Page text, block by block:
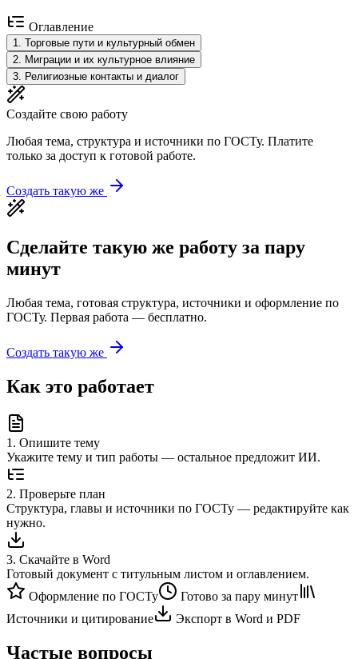
Оглавление
1. Торговые пути и культурный обмен
2. Миграции и их культурное влияние
3. Религиозные контакты и диалог
Создайте свою работу
Любая тема, структура и источники по ГОСТу. Платите
только за доступ к готовой работе.
Создать такую же
Сделайте такую же работу за пару
минут
Любая тема, готовая структура, источники и оформление по
ГОСТу. Первая работа — бесплатно.
Создать такую же
Как это работает
1 . Опишите тему
Укажите тему и тип работы — остальное предложит ИИ.
2. Проверьте план
Структура, главы и источники по ГОСТу — редактируйте как
нужно.
3. Скачайте в Word
Готовый документ с титульным листом и оглавлением.
Оформление по ГОСТу
Готово за пару минут
Источники и цитирование
Экспорт в Word и PDF
Частые вопросы